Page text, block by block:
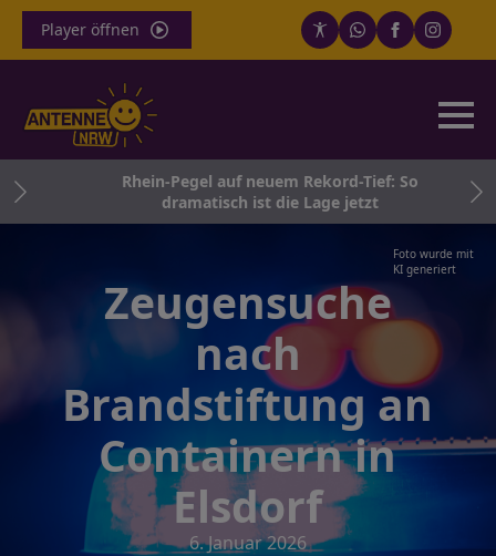
Player öffnen
Rhein-Pegel auf neuem Rekord-Tief: So
dramatisch ist die Lage jetzt
Foto wurde mit
KI generiert
Zeugensuche
nach
Brandstiftung an
Containern in
Elsdorf
6. Januar 2026